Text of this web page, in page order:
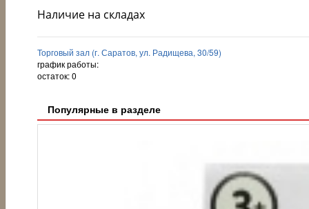
Наличие на складах
Торговый зал (г. Саратов, ул. Радищева, 30/59)
график работы:
остаток:0
Популярные в разделе